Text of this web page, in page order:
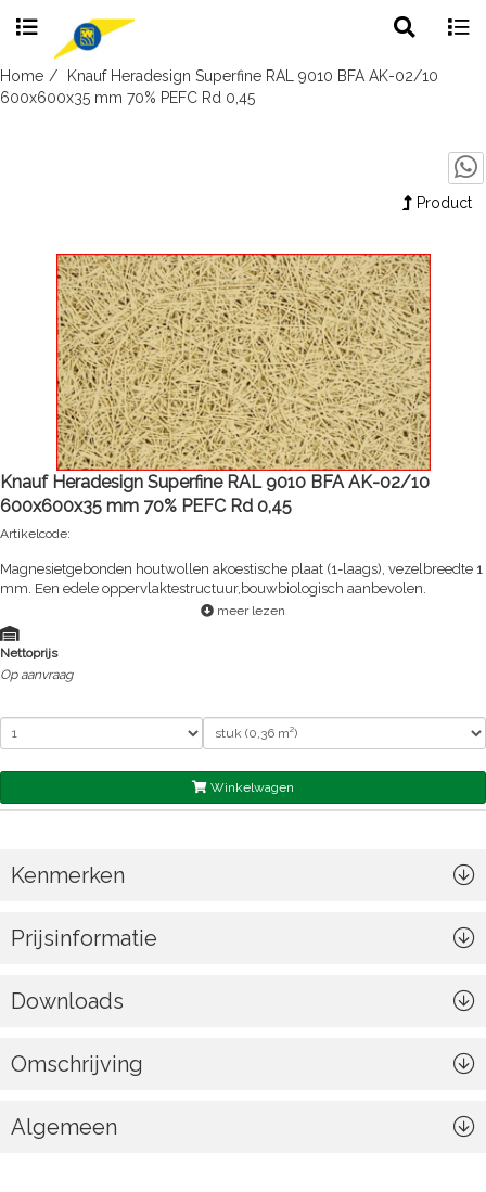
Skip
to
search
Home
Knauf Heradesign Superfine RAL 9010 BFA AK-02/10
600x600x35 mm 70% PEFC Rd 0,45
Product
Knauf Heradesign Superfine RAL 9010 BFA AK-02/10
600x600x35 mm 70% PEFC Rd 0,45
Artikelcode:
Magnesietgebonden houtwollen akoestische plaat (1-laags), vezelbreedte 1
mm. Een edele oppervlaktestructuur,bouwbiologisch aanbevolen.
meer lezen
Nettoprijs
Op aanvraag
Winkelwagen
Kenmerken
Prijsinformatie
Downloads
Omschrijving
Algemeen